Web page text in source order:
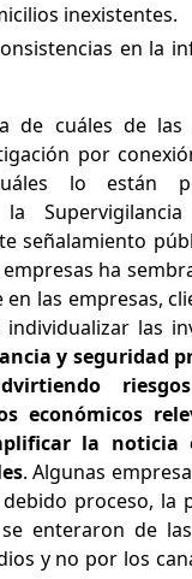
inexistentes.
en la
de cuáles de las
por
lo están
la
señalamiento
ha
las empresas,
las
y seguridad
económicos
la noticia
. Algunas
proceso, la
enteraron de
y no por los